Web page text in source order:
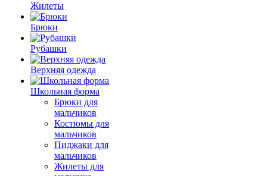
Жилеты
Брюки
Рубашки
Верхняя одежда
Школьная форма
Брюки для
мальчиков
Костюмы для
мальчиков
Пиджаки для
мальчиков
Жилеты для